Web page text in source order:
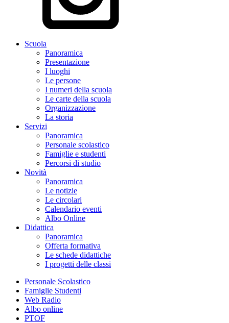
Scuola
Panoramica
Presentazione
I luoghi
Le persone
I numeri della scuola
Le carte della scuola
Organizzazione
La storia
Servizi
Panoramica
Personale scolastico
Famiglie e studenti
Percorsi di studio
Novità
Panoramica
Le notizie
Le circolari
Calendario eventi
Albo Online
Didattica
Panoramica
Offerta formativa
Le schede didattiche
I progetti delle classi
Personale Scolastico
Famiglie Studenti
Web Radio
Albo online
PTOF